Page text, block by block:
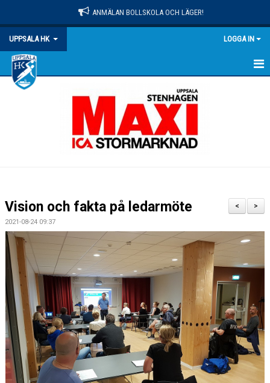
ANMÄLAN BOLLSKOLA OCH LÄGER!
UPPSALA HK LOGGA IN
HEM
KONTAKT
DOKUMENT
PRAKTISK INFO
>
<
Vision och fakta på ledarmöte
2021-08-24 09:37